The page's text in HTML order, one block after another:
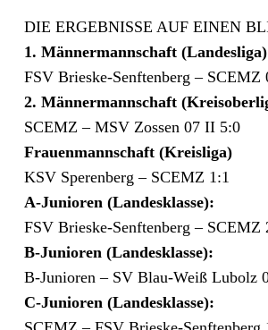
DIE ERGEBNISSE AUF EINEN
1. Männermannschaft
FSV Brieske-Senftenberg – SCEMZ
2. Männermannschaft
SCEMZ – MSV Zossen 07 II 5:0
Frauenmannschaft (Kreisliga)
KSV Sperenberg – SCEMZ 1:1
A-Junioren (Landesklasse):
FSV Brieske-Senftenberg – SCEMZ
B-Junioren (Landesklasse):
B-Junioren – SV Blau-Weiß Lubolz
C-Junioren (Landesklasse):